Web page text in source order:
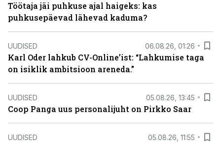
Töötaja jäi puhkuse ajal haigeks: kas
puhkusepäevad lähevad kaduma?
UUDISED 06.08.26, 01:26
Karl Oder lahkub CV-Online’ist: “Lahkumise taga
on isiklik ambitsioon areneda.”
UUDISED 05.08.26, 13:45
Coop Panga uus personalijuht on Pirkko Saar
UUDISED 05.08.26, 11:55